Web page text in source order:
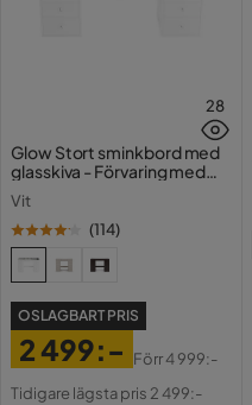
28
Glow Stort sminkbord med
glasskiva - Förvaring med
Vit
(114)
OSLAGBART PRIS
Pris
2 499:-
Original
Förr4 999:-
Tidigare lägsta pris 2 499:-